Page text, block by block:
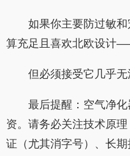
如果你主要防过敏
算充足且喜欢北欧设计
但必须接受它几乎无
最后提醒：空气净
资。请务必关注技术原
证（尤其消字号）、长